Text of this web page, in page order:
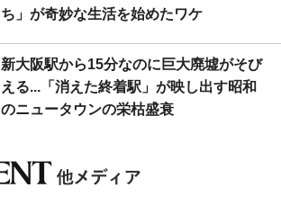
ち」が奇妙な生活を始めたワケ
新大阪駅から15分なのに巨大廃墟がそび
える...「消えた終着駅」が映し出す昭和
のニュータウンの栄枯盛衰